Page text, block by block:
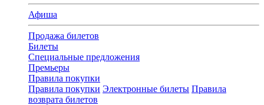
Афиша
Продажа билетов
Билеты
Специальные предложения
Премьеры
Правила покупки
Правила покупки Электронные билеты Правила
возврата билетов